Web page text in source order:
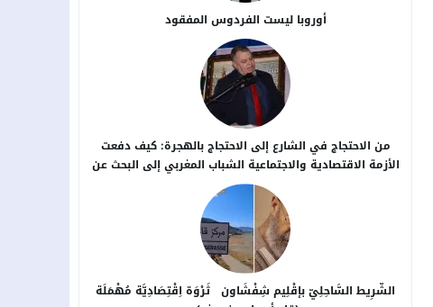
أوروبا ليست الفردوس المفقود
من الاحتجاج في الشارع إلى الاحتجاج بالهجرة: كيف دفعت
الأزمة الاقتصادية والاجتماعية الشباب المغربي إلى البحث عن
بدائل خارج الوطن؟
الشَّرِيط السَّاحِلِيّ بإقْلِيم شِفْشَاون ثَرْوَة اِقْتِصَادِيَّة مُهْمَلَة